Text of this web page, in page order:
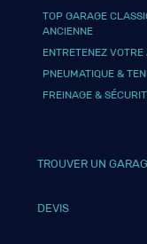
TOP GARAGE
ANCIENNE
ENTRETENEZ VOTRE
PNEUMATIQUE &
FREINAGE &
TROUVER UN
DEVIS